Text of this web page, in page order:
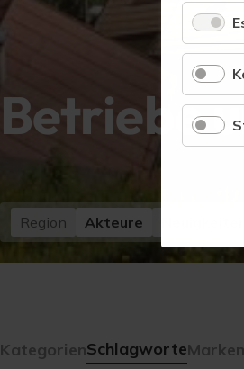
Betriebe
Region Akteure
KategorienSchlagworteMarken